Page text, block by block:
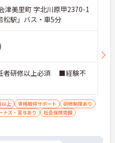
津美里町 字北川原甲2370-1
松駅」バス・車5分
者研修以上必須 ■経験不
以上 資格取得サポート
研修制度あり
ナス・賞与あり
社会保険完備